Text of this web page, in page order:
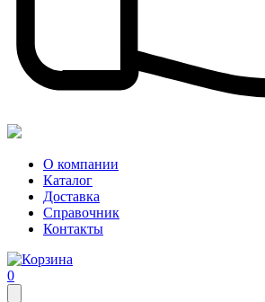
О компании
Каталог
Доставка
Справочник
Контакты
0